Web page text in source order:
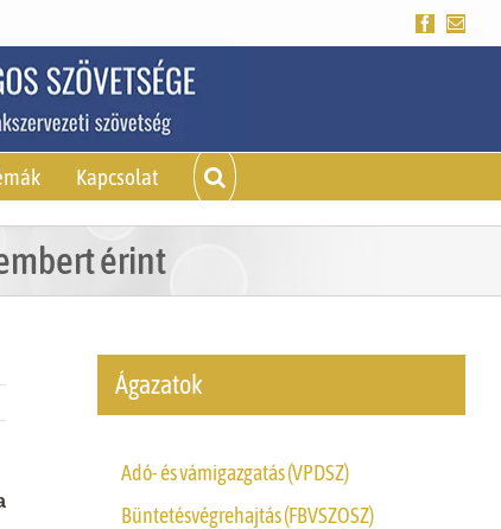
Facebook
Kapcsolat
érint
Ágazatok
Adó- és vámigazgatás (VPDSZ)
Büntetésvégrehajtás (FBVSZOSZ)